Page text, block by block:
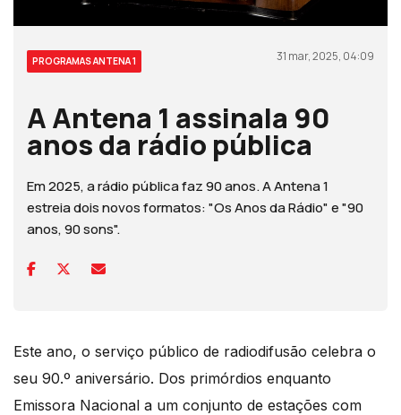
PROGRAMAS ANTENA 1 31 mar, 2025, 04:09
A Antena 1 assinala 90
anos da rádio pública
Em 2025, a rádio pública faz 90 anos. A Antena 1
estreia dois novos formatos: "Os Anos da Rádio" e "90
anos, 90 sons".
Este ano, o serviço público de radiodifusão celebra o
seu 90.º aniversário. Dos primórdios enquanto
Emissora Nacional a um conjunto de estações com